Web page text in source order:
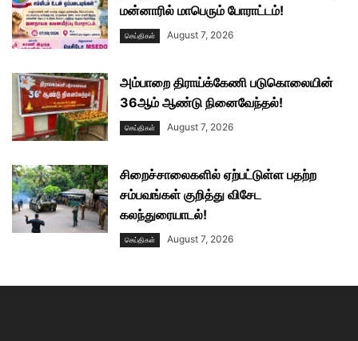
மன்னாரில் மாபெரும் போராட்டம்!
செய்திகள் August 7, 2026
அம்பாறை திராய்க்கேணி படுகொலையின்
36ஆம் ஆண்டு நினைவேந்தல்!
செய்திகள் August 7, 2026
சிறைச்சாலைகளில் ஏற்பட்டுள்ள பதற்ற
சம்பவங்கள் குறித்து விசேட
கலந்துரையாடல்!
செய்திகள் August 7, 2026